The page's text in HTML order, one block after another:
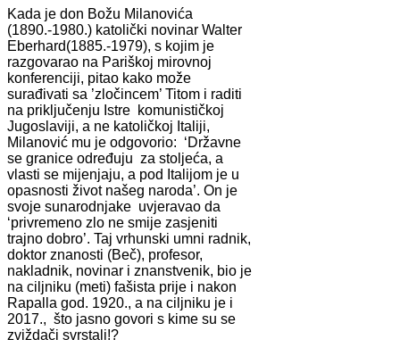
Kada je don Božu Milanovića
(1890.-1980.) katolički novinar Walter
Eberhard(1885.-1979), s kojim je
razgovarao na Pariškoj mirovnoj
konferenciji, pitao kako može
surađivati sa ’zločincem’ Titom i raditi
na priključenju Istre komunističkoj
Jugoslaviji, a ne katoličkoj Italiji,
Milanović mu je odgovorio: ‘Državne
se granice određuju za stoljeća, a
vlasti se mijenjaju, a pod Italijom je u
opasnosti život našeg naroda’. On je
svoje sunarodnjake uvjeravao da
‘privremeno zlo ne smije zasjeniti
trajno dobro’. Taj vrhunski umni radnik,
doktor znanosti (Beč), profesor,
nakladnik, novinar i znanstvenik, bio je
na ciljniku (meti) fašista prije i nakon
Rapalla god. 1920., a na ciljniku je i
2017., što jasno govori s kime su se
zviždači svrstali!?